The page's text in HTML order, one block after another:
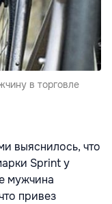
в торговле
выяснилось, что
Sprint у
мужчина
привез